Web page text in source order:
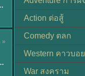
ดูซีรี่ย์ฝรั่ง HD ครบทุกตอน
»
Valentine EP.1-10 (จบ)
Action ต่อสู้
Comedy ตลก
Western คาวบอ
War สงคราม